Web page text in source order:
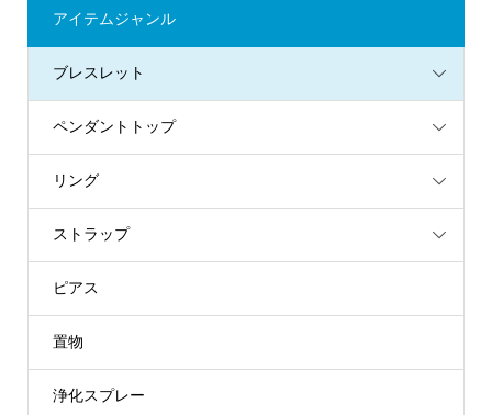
アイテムジャンル
ブレスレット
ペンダントトップ
リング
ストラップ
ピアス
置物
浄化スプレー